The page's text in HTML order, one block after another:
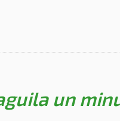
un